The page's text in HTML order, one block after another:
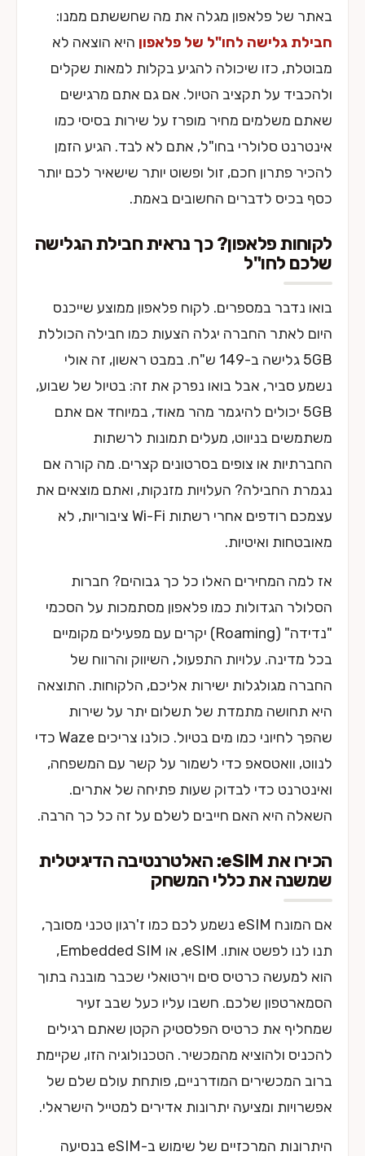
באתר של פלאפון מגלה את מה שחששתם ממנו:
חבילת גלישה לחו"ל של פלאפון היא הוצאה לא
מבוטלת, כזו שיכולה להגיע בקלות למאות שקלים
ולהכביד על תקציב הטיול. אם גם אתם מרגישים
שאתם משלמים מחיר מופרז על שירות בסיסי כמו
אינטרנט סלולרי בחו"ל, אתם לא לבד. הגיע הזמן
להכיר פתרון חכם, זול ופשוט יותר שישאיר לכם יותר
כסף בכיס לדברים החשובים באמת.
לקוחות פלאפון? כך נראית חבילת הגלישה
שלכם לחו"ל
בואו נדבר במספרים. לקוח פלאפון ממוצע שייכנס
היום לאתר החברה יגלה הצעות כמו חבילה הכוללת
5GB גלישה ב-149 ש"ח. במבט ראשון, זה אולי
נשמע סביר, אבל בואו נפרק את זה: בטיול של שבוע,
5GB יכולים להיגמר מהר מאוד, במיוחד אם אתם
משתמשים בניווט, מעלים תמונות לרשתות
החברתיות או צופים בסרטונים קצרים. מה קורה אם
נגמרת החבילה? העלויות מזנקות, ואתם מוצאים את
עצמכם רודפים אחרי רשתות Wi-Fi ציבוריות, לא
מאובטחות ואיטיות.
אז למה המחירים האלו כל כך גבוהים? חברות
הסלולר הגדולות כמו פלאפון מסתמכות על הסכמי
"נדידה" (Roaming) יקרים עם מפעילים מקומיים
בכל מדינה. עלויות התפעול, השיווק והרווח של
החברה מגולגלות ישירות אליכם, הלקוחות. התוצאה
היא תחושה מתמדת של תשלום יתר על שירות
שהפך לחיוני כמו מים בטיול. כולנו צריכים Waze כדי
לנווט, וואטסאפ כדי לשמור על קשר עם המשפחה,
ואינטרנט כדי לבדוק שעות פתיחה של אתרים.
השאלה היא האם חייבים לשלם על זה כל כך הרבה.
הכירו את eSIM: האלטרנטיבה הדיגיטלית
שמשנה את כללי המשחק
אם המונח eSIM נשמע לכם כמו ז'רגון טכני מסובך,
תנו לנו לפשט אותו. eSIM, או Embedded SIM,
הוא למעשה כרטיס סים וירטואלי שכבר מובנה בתוך
הסמארטפון שלכם. חשבו עליו כעל שבב זעיר
שמחליף את כרטיס הפלסטיק הקטן שאתם רגילים
להכניס ולהוציא מהמכשיר. הטכנולוגיה הזו, שקיימת
ברוב המכשירים המודרניים, פותחת עולם שלם של
אפשרויות ומציעה יתרונות אדירים למטייל הישראלי.
היתרונות המרכזיים של שימוש ב-eSIM בנסיעה